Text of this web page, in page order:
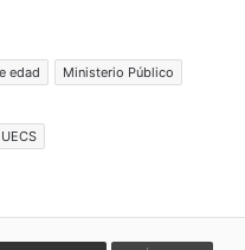
edad
Ministerio Público
UECS